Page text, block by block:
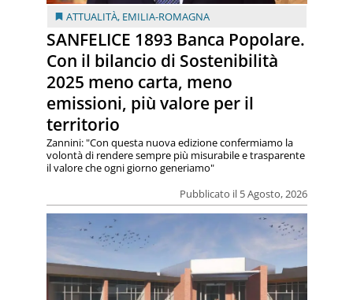
ATTUALITÀ, EMILIA-ROMAGNA
SANFELICE 1893 Banca Popolare.
Con il bilancio di Sostenibilità
2025 meno carta, meno
emissioni, più valore per il
territorio
Pubblicato il 5 Agosto, 2026
Zannini: "Con questa nuova edizione confermiamo la
volontà di rendere sempre più misurabile e trasparente
il valore che ogni giorno generiamo"